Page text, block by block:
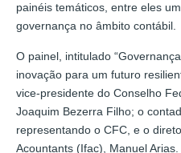
painéis temáticos, entre eles
governança no âmbito contábil.
O painel, intitulado
inovação para um futuro
vice-presidente do Conselho
Joaquim Bezerra Filho; o
representando o CFC, e o
Acountants (Ifac), Manuel Arias.